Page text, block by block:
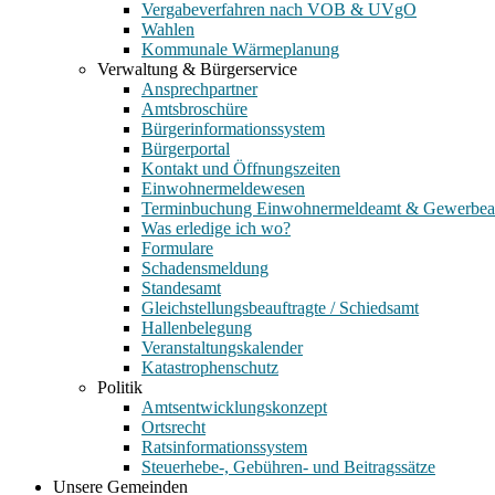
Vergabeverfahren nach VOB & UVgO
Wahlen
Kommunale Wärmeplanung
Verwaltung & Bürgerservice
Ansprechpartner
Amtsbroschüre
Bürgerinformationssystem
Bürgerportal
Kontakt und Öffnungszeiten
Einwohnermeldewesen
Terminbuchung Einwohnermeldeamt &
Was erledige ich wo?
Formulare
Schadensmeldung
Standesamt
Gleichstellungsbeauftragte / Schiedsamt
Hallenbelegung
Veranstaltungskalender
Katastrophenschutz
Politik
Amtsentwicklungskonzept
Ortsrecht
Ratsinformationssystem
Steuerhebe-, Gebühren- und Beitragssätze
Unsere Gemeinden